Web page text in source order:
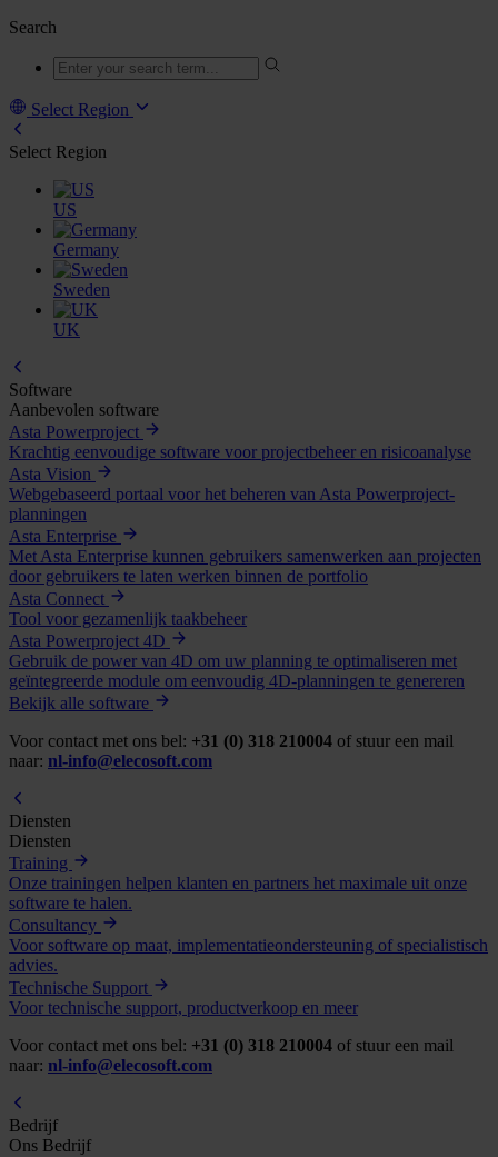
Search
Select Region
Select Region
US
Germany
Sweden
UK
Software
Aanbevolen software
Asta Powerproject
Krachtig eenvoudige software voor projectbeheer en risicoanalyse
Asta Vision
Webgebaseerd portaal voor het beheren van Asta Powerproject-
planningen
Asta Enterprise
Met Asta Enterprise kunnen gebruikers samenwerken aan projecten
door gebruikers te laten werken binnen de portfolio
Asta Connect
Tool voor gezamenlijk taakbeheer
Asta Powerproject 4D
Gebruik de power van 4D om uw planning te optimaliseren met
geïntegreerde module om eenvoudig 4D-planningen te genereren
Bekijk alle software
Voor contact met ons bel: +31 (0) 318 210004 of stuur een mail
naar: nl-info@elecosoft.com
Diensten
Diensten
Training
Onze trainingen helpen klanten en partners het maximale uit onze
software te halen.
Consultancy
Voor software op maat, implementatieondersteuning of specialistisch
advies.
Technische Support
Voor technische support, productverkoop en meer
Voor contact met ons bel: +31 (0) 318 210004 of stuur een mail
naar: nl-info@elecosoft.com
Bedrijf
Ons Bedrijf